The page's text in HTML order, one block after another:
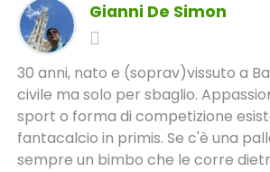
Gianni De Simon
30 anni, nato e (soprav)vissuto a
civile ma solo per sbaglio.
sport o forma di competizione
fantacalcio in primis. Se c'è una
sempre un bimbo che le corre